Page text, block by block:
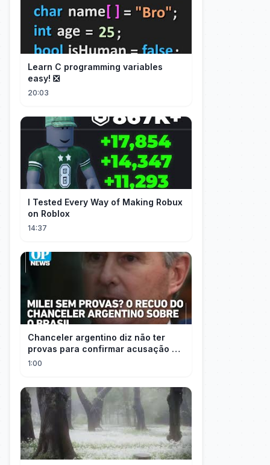
Learn C programming variables
easy! ❎
20:03
I Tested Every Way of Making Robux
on Roblox
14:37
Chanceler argentino diz não ter
provas para confirmar acusação de
Milei contra Brasil | OP News
1:00